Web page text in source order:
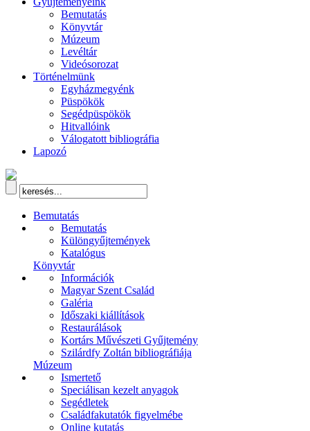
Bemutatás
Könyvtár
Múzeum
Levéltár
Videósorozat
Történelmünk
Egyházmegyénk
Püspökök
Segédpüspökök
Hitvallóink
Válogatott bibliográfia
Lapozó
Bemutatás
Bemutatás
Különgyűjtemények
Katalógus
Könyvtár
Információk
Magyar Szent Család
Galéria
Időszaki kiállítások
Restaurálások
Kortárs Művészeti Gyűjtemény
Szilárdfy Zoltán bibliográfiája
Múzeum
Ismertető
Speciálisan kezelt anyagok
Segédletek
Családfakutatók figyelmébe
Online kutatás